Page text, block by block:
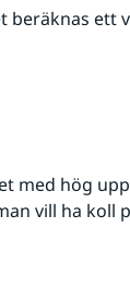
beräknas ett
med hög
vill ha koll